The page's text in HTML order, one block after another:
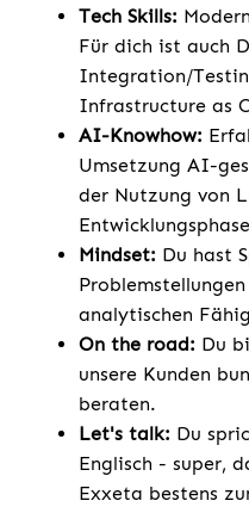
Tech Skills:
Für dich ist auch
Integration/
Infrastructure as
AI-Knowhow:
Umsetzung AI-
der Nutzung von
Mindset: Du hast
analytischen
On the road: Du
unsere Kunden
beraten.
Let's talk: Du
Englisch - super,
Exxeta bestens